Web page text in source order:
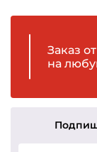
Заказ
на